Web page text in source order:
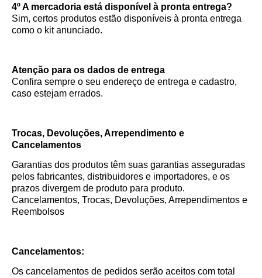
4º A mercadoria está disponível à pronta entrega?
Sim, certos produtos estão disponíveis à pronta entrega
como o kit anunciado.
Atenção para os dados de entrega
Confira sempre o seu endereço de entrega e cadastro,
caso estejam errados.
Trocas, Devoluções, Arrependimento e
Cancelamentos
Garantias dos produtos têm suas garantias asseguradas
pelos fabricantes, distribuidores e importadores, e os
prazos divergem de produto para produto.
Cancelamentos, Trocas, Devoluções, Arrependimentos e
Reembolsos
Cancelamentos:
Os cancelamentos de pedidos serão aceitos com total